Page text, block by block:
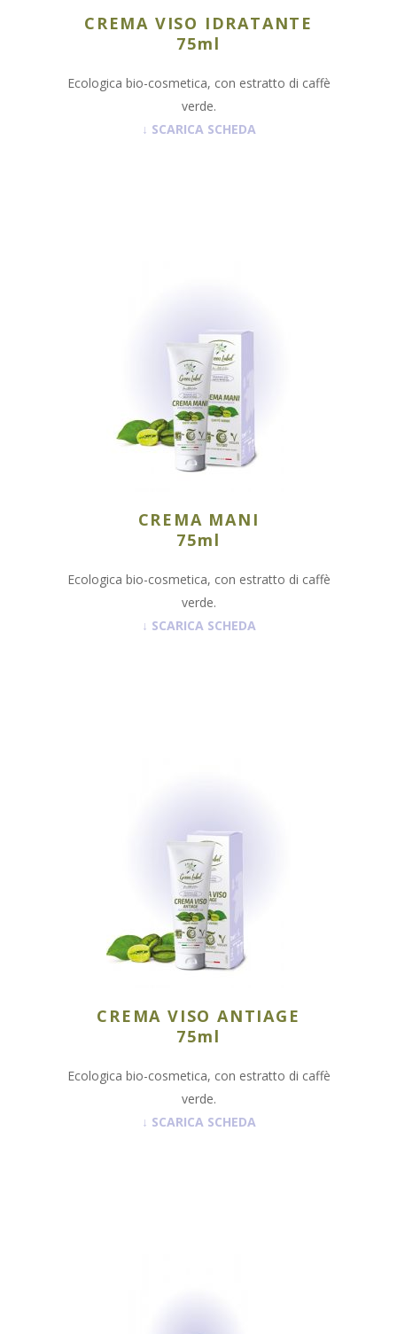
CREMA VISO IDRATANTE
75ml
Ecologica bio-cosmetica, con estratto di caffè
verde.
↓ SCARICA SCHEDA
CREMA MANI
75ml
Ecologica bio-cosmetica, con estratto di caffè
verde.
↓ SCARICA SCHEDA
CREMA VISO ANTIAGE
75ml
Ecologica bio-cosmetica, con estratto di caffè
verde.
↓ SCARICA SCHEDA